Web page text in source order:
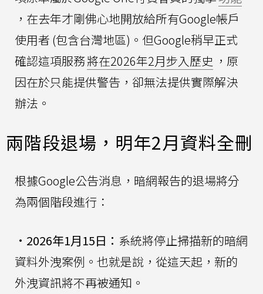
，在去年才剛佛心地開放給所有Google帳戶
使用者 (包含台灣地區)。但Google稍早正式
確認這項服務將在2026年2月步入歷史 ，原
因在於只能提供警告，卻無法提供實際解決
辦法。
兩階段退場，明年2月資料全刪
根據Google公告消息，暗網報告的退場將分
為兩個階段進行：
• 2026年1月15日： 系統將停止掃描新的暗網
資料外洩案例。也就是說，從這天起，新的
外洩資訊將不再被通知。